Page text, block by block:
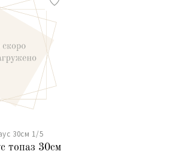
30см 1/5
топаз 30см